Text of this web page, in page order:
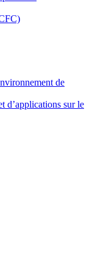
de
d’applications sur le